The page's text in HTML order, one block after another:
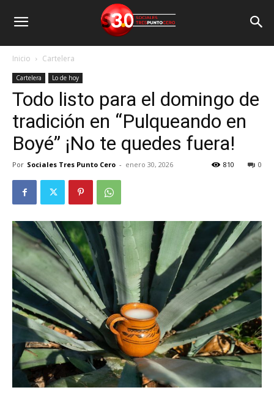
Inicio Cartelera
Cartelera Lo de hoy
Todo listo para el domingo de
tradición en “Pulqueando en
Boyé” ¡No te quedes fuera!
Por Sociales Tres Punto Cero - enero 30, 2026 0
810